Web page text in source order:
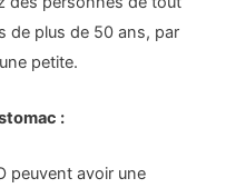
de plus de 50 ans, par
petite.
:
peuvent avoir une